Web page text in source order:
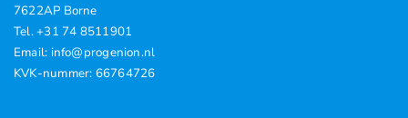
7622AP Borne
Tel. +31 74 8511901
Email: info@progenion.nl
KVK-nummer: 66764726